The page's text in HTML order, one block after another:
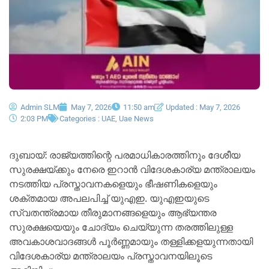
Admin SLM May 7, 2026 11:50 am
Updated : May 7, 2026
2:03 PM
Categories : UAE Uae News
ദുബായ്: രാജ്യത്തിന്റെ പരമാധികാരത്തിനും ദേശീയ
സുരക്ഷയ്ക്കും നേരെ ഇറാൻ വിദേശകാര്യ മന്ത്രാലയം
നടത്തിയ പ്രസ്താവനകളെയും ഭീഷണികളെയും
ശക്തമായ അപലപിച്ച് യുഎഇ. യുഎഇയുടെ
സ്വതന്ത്രമായ തീരുമാനങ്ങളെയും ആഭ്യന്തര
സുരക്ഷയെയും ചോദ്യം ചെയ്യുന്ന തരത്തിലുള്ള
അവകാശവാദങ്ങൾ പൂർണ്ണമായും തള്ളിക്കളയുന്നതായി
വിദേശകാര്യ മന്ത്രാലയം പ്രസ്താവനയിലൂടെ